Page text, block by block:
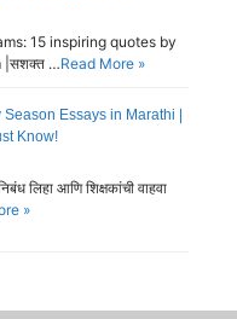
15 inspiring quotes by
|सशक्त …Read More »
Season Essays in Marathi |
Know!
लिहा आणि शिक्षकांची वाहवा
»